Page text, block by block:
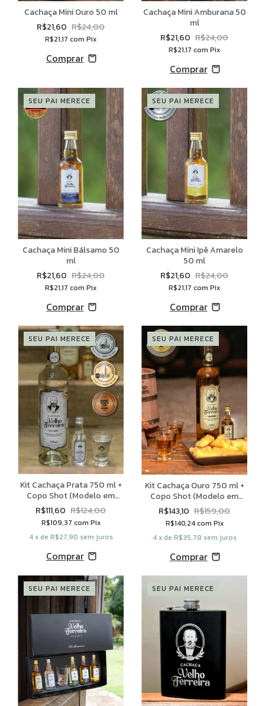
Cachaça Mini Ouro 50 ml
R$21,60 R$24,00
R$21,17 com Pix
Cachaça Mini Amburana 50
ml
R$21,60 R$24,00
R$21,17 com Pix
SEU PAI MERECE
Cachaça Mini Bálsamo 50
ml
R$21,60 R$24,00
R$21,17 com Pix
SEU PAI MERECE
Cachaça Mini Ipê Amarelo
50 ml
R$21,60 R$24,00
R$21,17 com Pix
SEU PAI MERECE
Kit Cachaça Prata 750 ml +
Copo Shot (Modelo em
estoque) + Mini Prata 50 ml
R$111,60 R$124,00
R$109,37 com Pix
4x de R$27,90 sem juros
SEU PAI MERECE
Kit Cachaça Ouro 750 ml +
Copo Shot (Modelo em
estoque) + Mini Ouro 50 ml
R$143,10 R$159,00
R$140,24com Pix
4x de R$35,78 sem juros
SEU PAI MERECE SEU PAI MERECE